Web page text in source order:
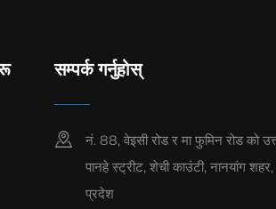
सम्पर्क गर्नुहोस्
नं. 88, वेइसी रोड र मा फुमिन रोड को
पानहे स्ट्रीट, शेची काउंटी, नानयांग
प्रदेश